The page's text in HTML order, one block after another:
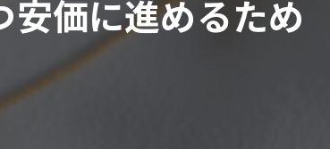
時計
金貨
価に進めるため